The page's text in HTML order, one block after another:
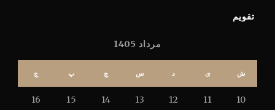
تقویم
مرداد 1405
ش ی د س چ پ ج
10
11
12
13
14
15
16